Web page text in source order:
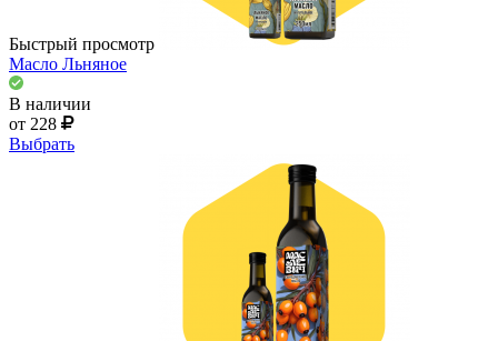
Быстрый просмотр
Масло Льняное
В наличии
от 228
Выбрать